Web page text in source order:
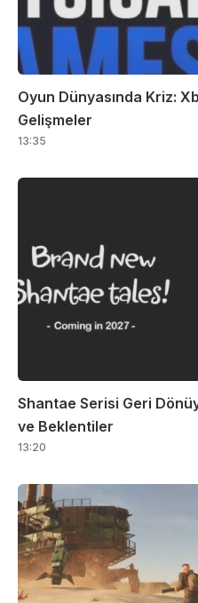
Oyun Dünyasında Kriz:
Gelişmeler
13:35
Shantae Serisi Geri
ve Beklentiler
13:20